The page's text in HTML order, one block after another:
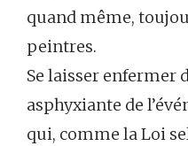
quand même,
peintres.
Se laisser enfermer
asphyxiante de
qui, comme la Loi